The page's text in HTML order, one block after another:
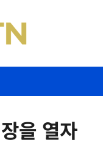
을 열자